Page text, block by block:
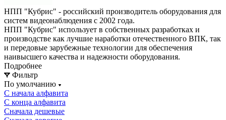
НПП "Кубрис" - российский производитель оборудования для
систем видеонаблюдения с 2002 года.
НПП "Кубрис" использует в собственных разработках и
производстве как лучшие наработки отечественного ВПК, так
и передовые зарубежные технологии для обеспечения
наивысшего качества и надежности оборудования.
Подробнее
Фильтр
По умолчанию
С начала алфавита
С конца алфавита
Сначала дешевые